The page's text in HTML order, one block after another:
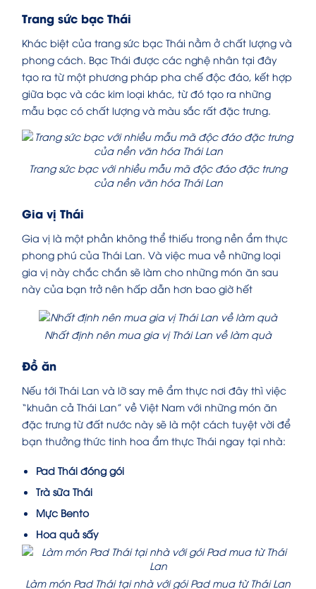
Trang sức bạc Thái
Khác biệt của trang sức bạc Thái nằm ở chất lượng và
phong cách. Bạc Thái được các nghệ nhân tại đây
tạo ra từ một phương pháp pha chế độc đáo, kết hợp
giữa bạc và các kim loại khác, từ đó tạo ra những
mẫu bạc có chất lượng và màu sắc rất đặc trưng.
Trang sức bạc với nhiều mẫu mã độc đáo đặc trưng
của nền văn hóa Thái Lan
Gia vị Thái
Gia vị là một phần không thể thiếu trong nền ẩm thực
phong phú của Thái Lan. Và việc mua về những loại
gia vị này chắc chắn sẽ làm cho những món ăn sau
này của bạn trở nên hấp dẫn hơn bao giờ hết
Nhất định nên mua gia vị Thái Lan về làm quà
Đồ ăn
Nếu tới Thái Lan và lỡ say mê ẩm thực nơi đây thì việc
“khuân cả Thái Lan” về Việt Nam với những món ăn
đặc trưng từ đất nước này sẽ là một cách tuyệt vời để
bạn thưởng thức tinh hoa ẩm thực Thái ngay tại nhà:
Pad Thái đóng gói
Trà sữa Thái
Mực Bento
Hoa quả sấy
Làm món Pad Thái tại nhà với gói Pad mua từ Thái Lan